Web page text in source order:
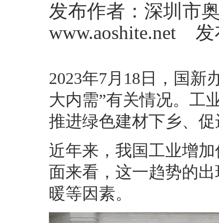
发布作者：深圳市
www.aoshite.net 发
2023年7月18日，国新
大内需”有关情况。工
推进绿色建材下乡、
近年来，我国工业增
面来看，这一趋势的
暖等因素。